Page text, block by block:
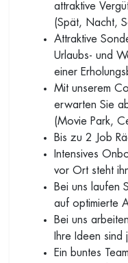
attraktive
(Spät, Nacht,
Attraktive
Urlaubs- und
einer
Mit unserem
erwarten Sie
(Movie Park,
Bis zu 2 Job
Intensives
vor Ort steht
Bei uns laufen
auf optimierte
Bei uns
Ihre Ideen
Ein buntes